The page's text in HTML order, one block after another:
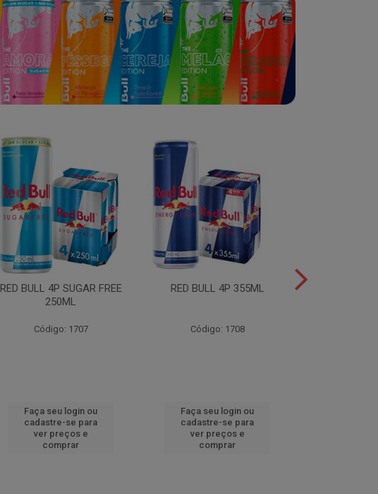
RED BULL 4P SUGAR FREE
250ML
Código: 1707
Faça seu login ou
cadastre-se para
ver preços e
comprar
RED BULL 4P 355ML
Código: 1708
Faça seu login ou
cadastre-se para
ver preços e
comprar